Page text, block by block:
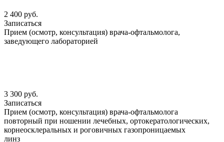
2 400 руб.
Записаться
Прием (осмотр, консультация) врача-офтальмолога,
заведующего лабораторией
3 300 руб.
Записаться
Прием (осмотр, консультация) врача-офтальмолога
повторный при ношении лечебных, ортокератологических,
корнеосклеральных и роговичных газопроницаемых
линз